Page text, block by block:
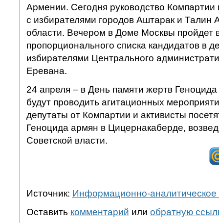
Армении. Сегодня руководство Компартии
с избирателями городов Аштарак и Талин
области. Вечером в Доме Москвы пройдет
пропорционального списка кандидатов в
избирателями Центрального
Еревана.
24 апреля – в День памяти жертв
будут проводить агитационных
депутаты от Компартии и активисты
Геноцида армян в Цицернакаберде,
Советской власти.
Источник: Информационно-аналитическое
Оставить комментарий или обратную